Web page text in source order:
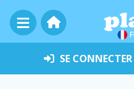
SE CONNECTER